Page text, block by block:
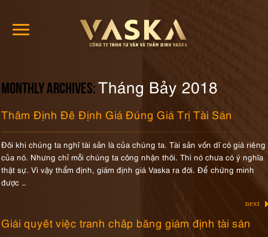
Monthly Archives:Tháng Bảy 2018
Thẩm Định Để Định Giá Đúng Giá Trị Tài Sản
Đôi khi chúng ta nghĩ tài sản là của chúng ta. Tài sản vốn dĩ có giá riêng
của nó. Nhưng chỉ mỗi chúng ta công nhận thôi. Thì nó chưa có ý nghĩa
thật sự. Vì vậy thẩm định, giám định giá Vaska ra đời. Để chứng minh
được …
next
Giải quyết việc tranh chấp bằng giám định tài sản